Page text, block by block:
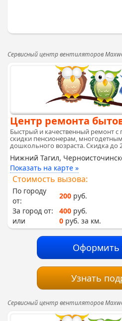
Сервисный центр вентиляторов
Центр ремонта
Быстрый и качественный ремонт с
скидки пенсионерам,
дошкольного возраста. Скидка до
Нижний Тагил,
Показать на карте »
Стоимость вызова:
По городу
от:
200 руб.
За город от:
400 руб.
или
0 руб. за км.
Оформить
Узнать
Сервисный центр вентиляторов